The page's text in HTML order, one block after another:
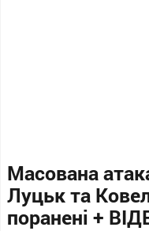
Масована
Луцьк та
поранені +